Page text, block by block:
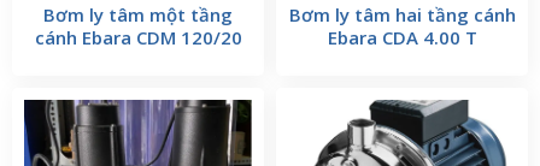
Bơm ly tâm một tầng
cánh Ebara CDM 120/20
Bơm ly tâm hai tầng cánh
Ebara CDA 4.00 T